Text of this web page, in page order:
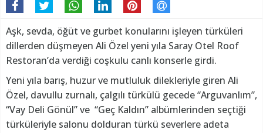
Aşk, sevda, öğüt ve gurbet konularını işleyen türküleri
dillerden düşmeyen Ali Özel yeni yıla Saray Otel Roof
Restoran’da verdiği coşkulu canlı konserle girdi.
Yeni yıla barış, huzur ve mutluluk dilekleriyle giren Ali
Özel, davullu zurnalı, çalgılı türkülü gecede “Arguvanlım”,
“Vay Deli Gönül” ve “Geç Kaldın” albümlerinden seçtiği
türküleriyle salonu dolduran türkü severlere adeta